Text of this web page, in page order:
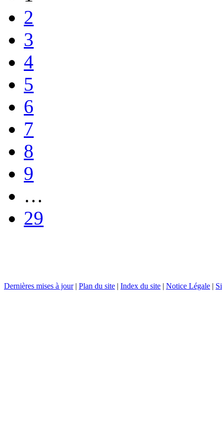
2
3
4
5
6
7
8
9
…
29
Dernières mises à jour| Plan du site | Index du site | Notice Légale |